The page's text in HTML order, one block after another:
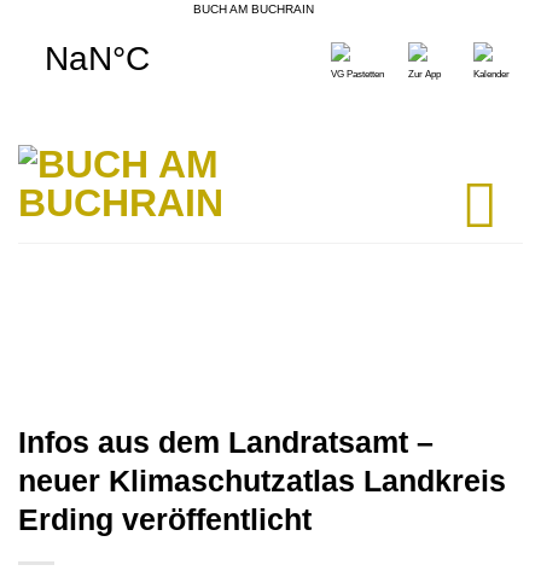
BUCH AM BUCHRAIN
VG Pastetten Zur App Kalender
Infos aus dem Landratsamt –
neuer Klimaschutzatlas Landkreis
Erding veröffentlicht